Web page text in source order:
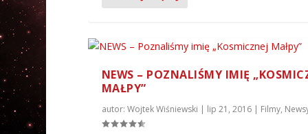
NEWS – POZNALIŚMY IMIĘ
MAŁPY”
autor: Wojtek Wiśniewski | lip 21, 2016| Filmy,